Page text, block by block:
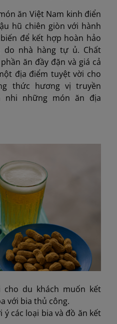
ăn Việt Nam kinh điển
hũ chiên giòn với hành
để kết hợp hoàn hảo
do nhà hàng tự ủ. Chất
ăn đầy đặn và giá cả
địa điểm tuyệt vời cho
thức hương vị truyền
nhi những món ăn địa
cho du khách muốn kết
với bia thủ công.
ý các loại bia và đồ ăn kết